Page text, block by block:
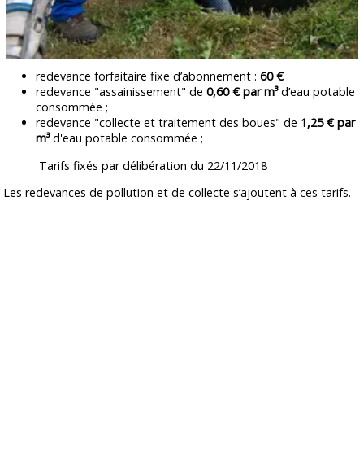
redevance forfaitaire fixe d’abonnement :60 €
redevance "assainissement" de0,60 € par m³d’eau potable
consommée ;
redevance "collecte et traitement des boues" de 1,25 € par
m³d'eau potable consommée ;
Tarifs fixés par délibération du 22/11/2018
Les redevances de pollution et de collecte s’ajoutent à ces tarifs.